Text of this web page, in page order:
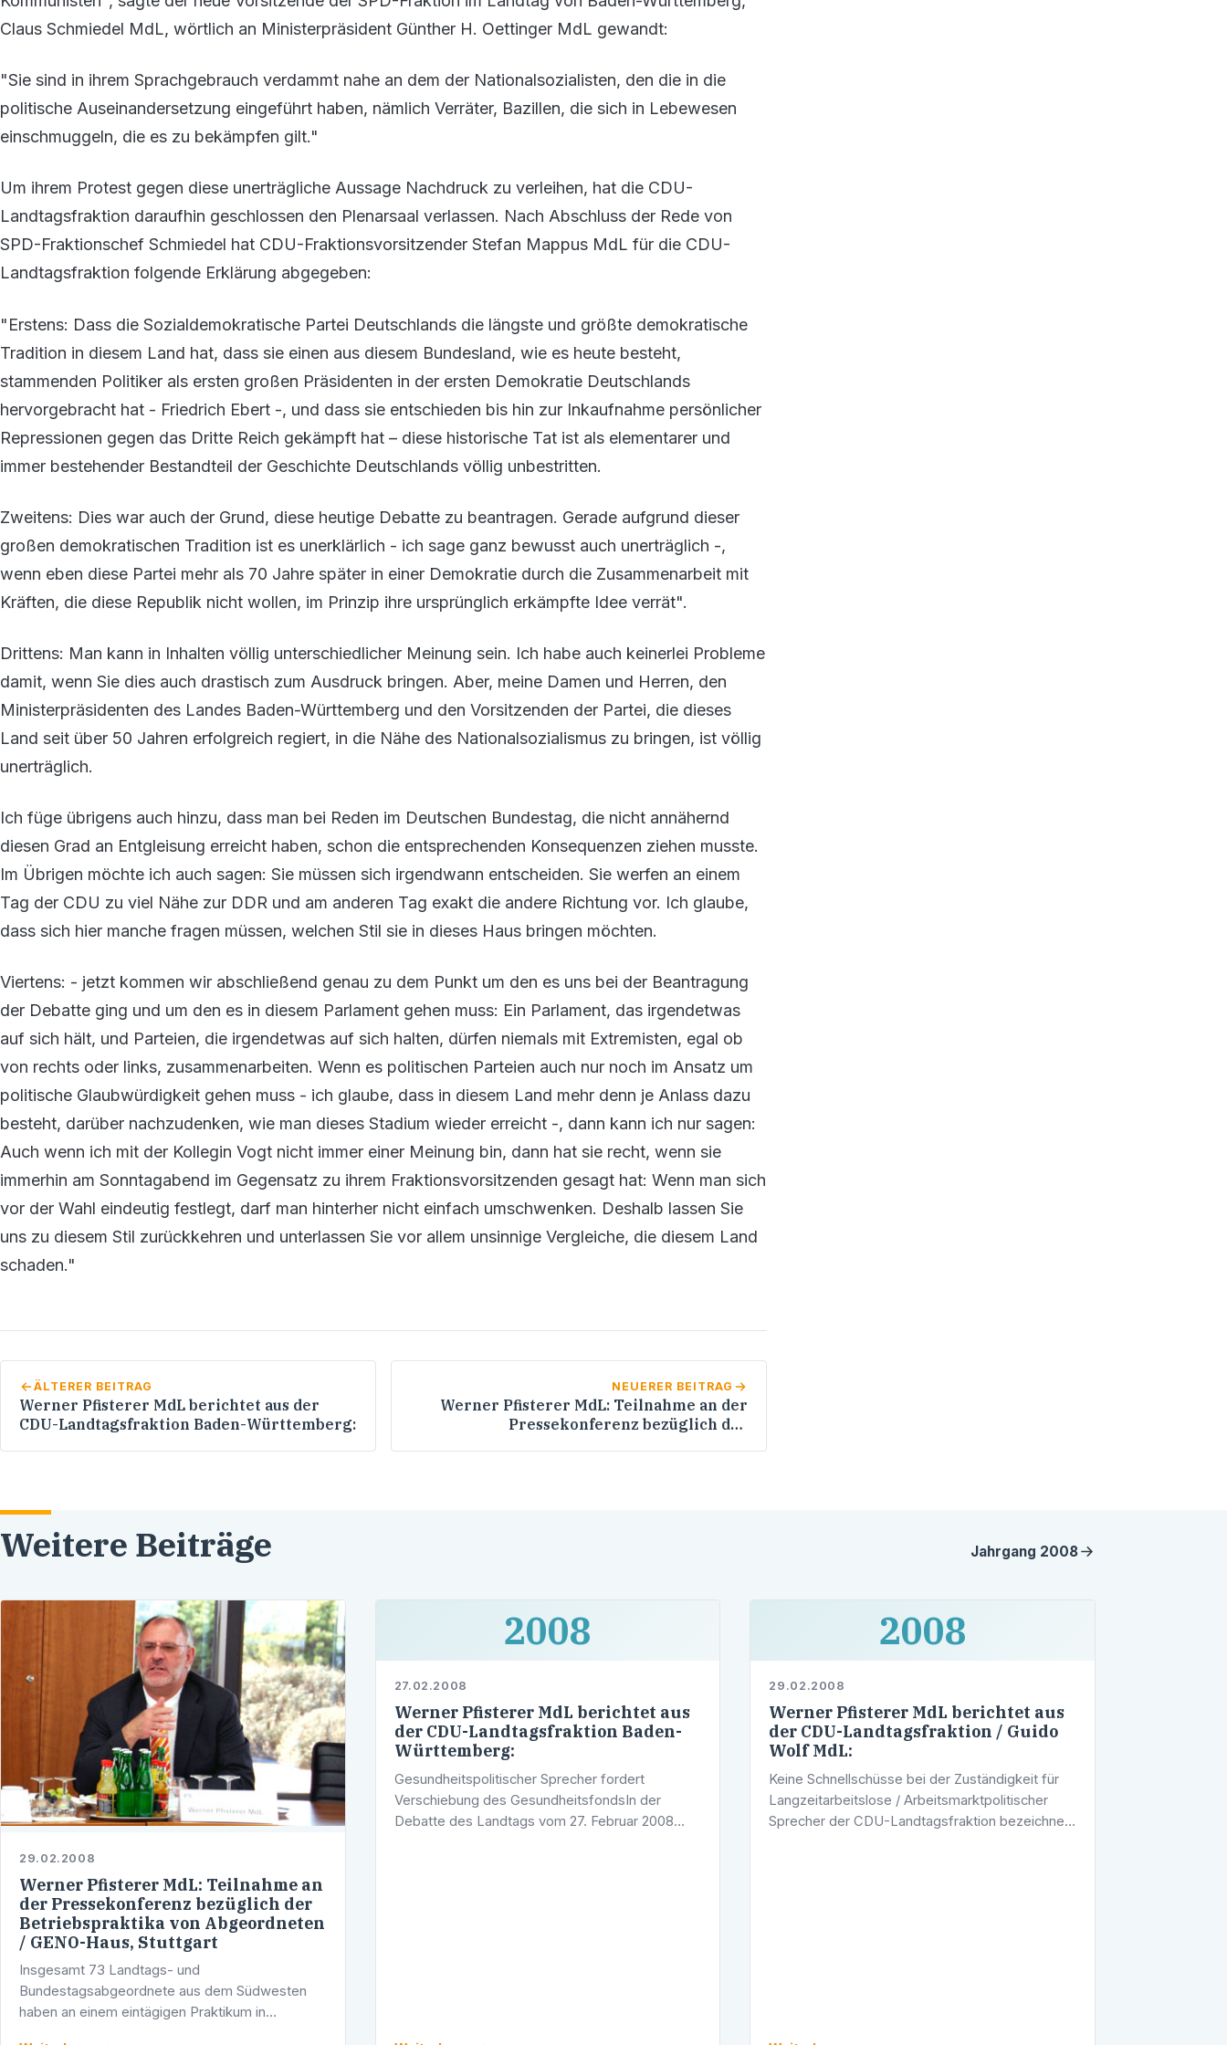
Claus Schmiedel MdL, wörtlich an Ministerpräsident Günther H. Oettinger MdL gewandt:
"Sie sind in ihrem Sprachgebrauch verdammt nahe an dem der Nationalsozialisten, den die in die
politische Auseinandersetzung eingeführt haben, nämlich Verräter, Bazillen, die sich in Lebewesen
einschmuggeln, die es zu bekämpfen gilt."
Um ihrem Protest gegen diese unerträgliche Aussage Nachdruck zu verleihen, hat die CDU-
Landtagsfraktion daraufhin geschlossen den Plenarsaal verlassen. Nach Abschluss der Rede von
SPD-Fraktionschef Schmiedel hat CDU-Fraktionsvorsitzender Stefan Mappus MdL für die CDU-
Landtagsfraktion folgende Erklärung abgegeben:
"Erstens: Dass die Sozialdemokratische Partei Deutschlands die längste und größte demokratische
Tradition in diesem Land hat, dass sie einen aus diesem Bundesland, wie es heute besteht,
stammenden Politiker als ersten großen Präsidenten in der ersten Demokratie Deutschlands
hervorgebracht hat - Friedrich Ebert -, und dass sie entschieden bis hin zur Inkaufnahme persönlicher
Repressionen gegen das Dritte Reich gekämpft hat – diese historische Tat ist als elementarer und
immer bestehender Bestandteil der Geschichte Deutschlands völlig unbestritten.
Zweitens: Dies war auch der Grund, diese heutige Debatte zu beantragen. Gerade aufgrund dieser
großen demokratischen Tradition ist es unerklärlich - ich sage ganz bewusst auch unerträglich -,
wenn eben diese Partei mehr als 70 Jahre später in einer Demokratie durch die Zusammenarbeit mit
Kräften, die diese Republik nicht wollen, im Prinzip ihre ursprünglich erkämpfte Idee verrät".
Drittens: Man kann in Inhalten völlig unterschiedlicher Meinung sein. Ich habe auch keinerlei Probleme
damit, wenn Sie dies auch drastisch zum Ausdruck bringen. Aber, meine Damen und Herren, den
Ministerpräsidenten des Landes Baden-Württemberg und den Vorsitzenden der Partei, die dieses
Land seit über 50 Jahren erfolgreich regiert, in die Nähe des Nationalsozialismus zu bringen, ist völlig
unerträglich.
Ich füge übrigens auch hinzu, dass man bei Reden im Deutschen Bundestag, die nicht annähernd
diesen Grad an Entgleisung erreicht haben, schon die entsprechenden Konsequenzen ziehen musste.
Im Übrigen möchte ich auch sagen: Sie müssen sich irgendwann entscheiden. Sie werfen an einem
Tag der CDU zu viel Nähe zur DDR und am anderen Tag exakt die andere Richtung vor. Ich glaube,
dass sich hier manche fragen müssen, welchen Stil sie in dieses Haus bringen möchten.
Viertens: - jetzt kommen wir abschließend genau zu dem Punkt um den es uns bei der Beantragung
der Debatte ging und um den es in diesem Parlament gehen muss: Ein Parlament, das irgendetwas
auf sich hält, und Parteien, die irgendetwas auf sich halten, dürfen niemals mit Extremisten, egal ob
von rechts oder links, zusammenarbeiten. Wenn es politischen Parteien auch nur noch im Ansatz um
politische Glaubwürdigkeit gehen muss - ich glaube, dass in diesem Land mehr denn je Anlass dazu
besteht, darüber nachzudenken, wie man dieses Stadium wieder erreicht -, dann kann ich nur sagen:
Auch wenn ich mit der Kollegin Vogt nicht immer einer Meinung bin, dann hat sie recht, wenn sie
immerhin am Sonntagabend im Gegensatz zu ihrem Fraktionsvorsitzenden gesagt hat: Wenn man sich
vor der Wahl eindeutig festlegt, darf man hinterher nicht einfach umschwenken. Deshalb lassen Sie
uns zu diesem Stil zurückkehren und unterlassen Sie vor allem unsinnige Vergleiche, die diesem Land
schaden."
ÄLTERER BEITRAG
Werner Pfisterer MdL berichtet aus der
CDU-Landtagsfraktion Baden-Württemberg:
NEUERER BEITRAG
Werner Pfisterer MdL: Teilnahme an der
Pressekonferenz bezüglich der
Weitere Beiträge Jahrgang 2008
29.02.2008
Werner Pfisterer MdL: Teilnahme an
der Pressekonferenz bezüglich der
Betriebspraktika von Abgeordneten
/ GENO-Haus, Stuttgart
Insgesamt 73 Landtags- und
Bundestagsabgeordnete aus dem Südwesten
haben an einem eintägigen Praktikum in
2008
27.02.2008
Werner Pfisterer MdL berichtet aus
der CDU-Landtagsfraktion Baden-
Württemberg:
Gesundheitspolitischer Sprecher fordert
Verschiebung des GesundheitsfondsIn der
Debatte des Landtags vom 27. Februar 2008
2008
29.02.2008
Werner Pfisterer MdL berichtet aus
der CDU-Landtagsfraktion / Guido
Wolf MdL:
Keine Schnellschüsse bei der Zuständigkeit für
Langzeitarbeitslose / Arbeitsmarktpolitischer
Sprecher der CDU-Landtagsfraktion bezeichnet